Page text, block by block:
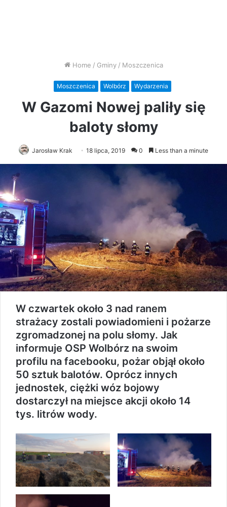
Home / Gminy / Moszczenica
Moszczenica Wolbórz Wydarzenia
W Gazomi Nowej paliły się
baloty słomy
Jarosław Krak 18 lipca, 2019 0 Less than a minute
W czwartek około 3 nad ranem
strażacy zostali powiadomieni i pożarze
zgromadzonej na polu słomy. Jak
informuje OSP Wolbórz na swoim
profilu na facebooku, pożar objął około
50 sztuk balotów. Oprócz innych
jednostek, ciężki wóz bojowy
dostarczył na miejsce akcji około 14
tys. litrów wody.